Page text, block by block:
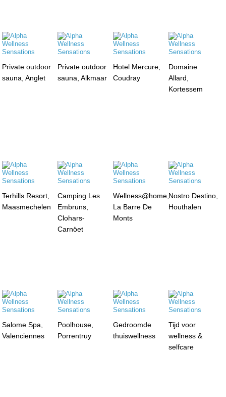
Private outdoor
sauna, Anglet
Private outdoor
sauna, Alkmaar
Hotel Mercure,
Coudray
Domaine
Allard,
Kortessem
Terhills Resort,
Maasmechelen
Camping Les
Embruns,
Clohars-
Carnöet
Wellness@home,
La Barre De
Monts
Nostro Destino,
Houthalen
Salome Spa,
Valenciennes
Poolhouse,
Porrentruy
Gedroomde
thuiswellness
Tijd voor
wellness &
selfcare